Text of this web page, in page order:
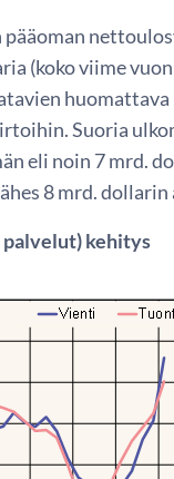
(koko viime
Suoria
eli noin 7 mrd.
8 mrd.
palvelut) kehitys